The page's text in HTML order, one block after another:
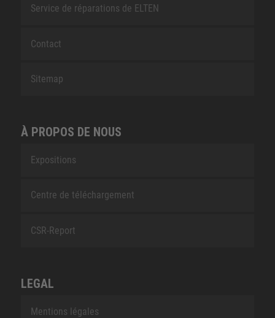
Service de réparations de ELTEN
Contact
Sitemap
À PROPOS DE NOUS
Expositions
Centre de téléchargement
CSR-Report
LEGAL
Mentions légales